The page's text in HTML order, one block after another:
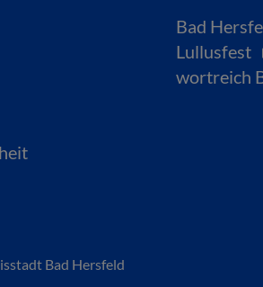
Bad
Lullusfest
wortreich
Bad Hersfeld